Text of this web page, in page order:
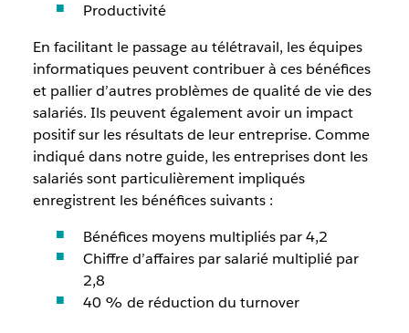
Productivité
En facilitant le passage au télétravail, les équipes
informatiques peuvent contribuer à ces bénéfices
et pallier d’autres problèmes de qualité de vie des
salariés. Ils peuvent également avoir un impact
positif sur les résultats de leur entreprise. Comme
indiqué dans notre guide, les entreprises dont les
salariés sont particulièrement impliqués
enregistrent les bénéfices suivants :
Bénéfices moyens multipliés par 4,2
Chiffre d’affaires par salarié multiplié par
2,8
40 % de réduction du turnover